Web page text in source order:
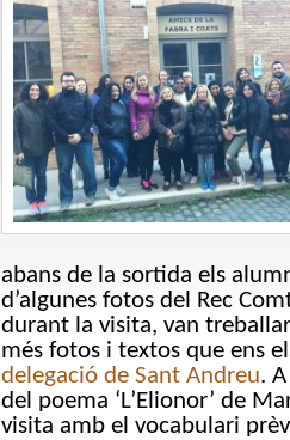
abans de la sortida els
d’algunes fotos del Rec
durant la visita, van
més fotos i textos que ens
delegació de Sant Andreu.
del poema ‘L’Elionor’ de
visita amb el vocabulari